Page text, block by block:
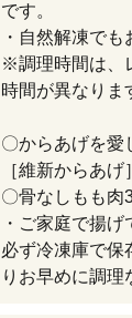
です。
・自然解凍でも
※調理時間は、
時間が異なりま
〇からあげを愛
［維新からあげ
〇骨なしもも肉
・ご家庭で揚
必ず冷凍庫で保
りお早めに調理